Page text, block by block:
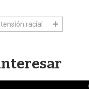
tensión racial